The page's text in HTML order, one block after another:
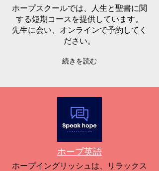
ホープスクールでは、人生と聖書に関
する短期コースを提供しています。
先生に会い、オンラインで予約してく
ださい。
続きを読む
ホープ英語
ホープイングリッシュは、リラックス